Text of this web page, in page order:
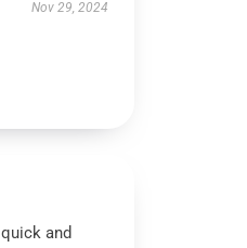
Nov 29, 2024
and